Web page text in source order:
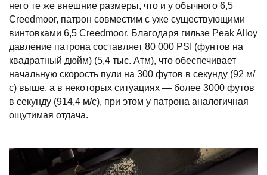
него те же внешние размеры, что и у обычного 6,5
Creedmoor, патрон совместим с уже существующими
винтовками 6,5 Creedmoor. Благодаря гильзе Peak Alloy
давление патрона составляет 80 000 PSI (фунтов на
квадратный дюйм) (5,4 тыс. Атм), что обеспечивает
начальную скорость пули на 300 футов в секунду (92 м/
с) выше, а в некоторых ситуациях — более 3000 футов
в секунду (914,4 м/с), при этом у патрона аналогичная
ощутимая отдача.